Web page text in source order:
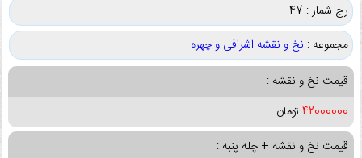
رج شمار : 47
مجموعه : نخ و نقشه اشرافی و چهره
قیمت نخ و نقشه :
42000000 تومان
قیمت نخ و نقشه + چله پنبه :